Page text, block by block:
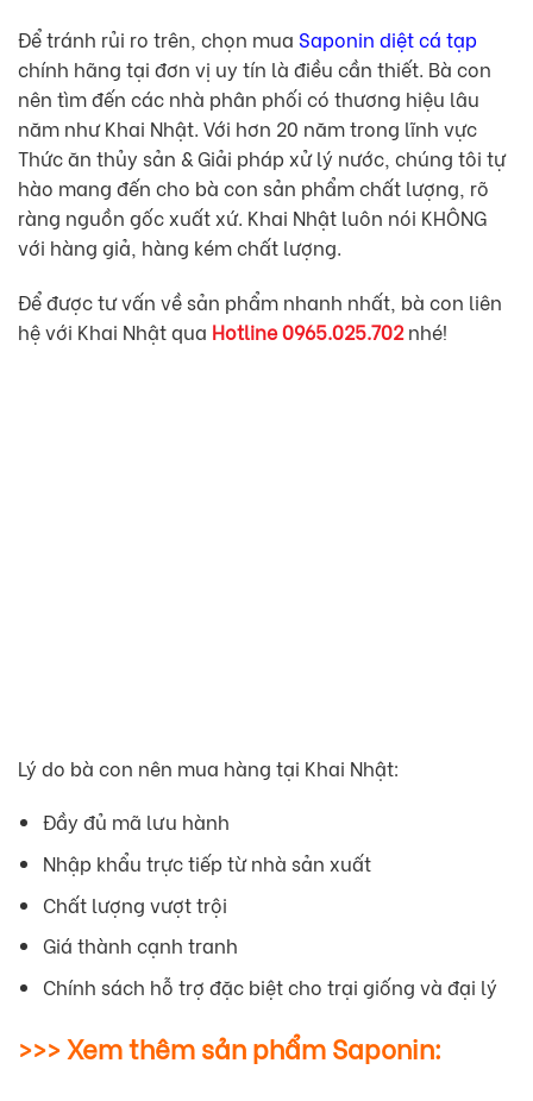
Để tránh rủi ro trên, chọn mua Saponin diệt cá tạp
chính hãng tại đơn vị uy tín là điều cần thiết. Bà con
nên tìm đến các nhà phân phối có thương hiệu lâu
năm như Khai Nhật. Với hơn 20 năm trong lĩnh vực
Thức ăn thủy sản & Giải pháp xử lý nước, chúng tôi tự
hào mang đến cho bà con sản phẩm chất lượng, rõ
ràng nguồn gốc xuất xứ. Khai Nhật luôn nói KHÔNG
với hàng giả, hàng kém chất lượng.
Để được tư vấn về sản phẩm nhanh nhất, bà con liên
hệ với Khai Nhật qua Hotline 0965.025.702nhé!
Lý do bà con nên mua hàng tại Khai Nhật:
Đầy đủ mã lưu hành
Nhập khẩu trực tiếp từ nhà sản xuất
Chất lượng vượt trội
Giá thành cạnh tranh
Chính sách hỗ trợ đặc biệt cho trại giống và đại lý
>>> Xem thêm sản phẩm Saponin: